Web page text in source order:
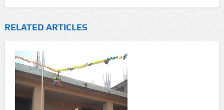
RELATED ARTICLES